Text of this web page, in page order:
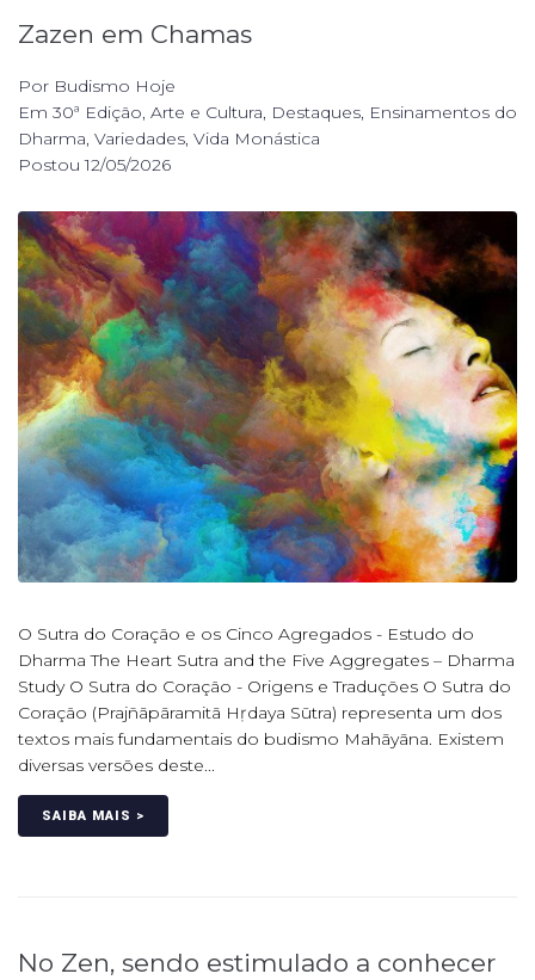
Zazen em Chamas
Por Budismo Hoje
Em 30ª Edição, Arte e Cultura, Destaques, Ensinamentos do
Dharma, Variedades, Vida Monástica
Postou12/05/2026
O Sutra do Coração e os Cinco Agregados - Estudo do
Dharma The Heart Sutra and the Five Aggregates – Dharma
Study O Sutra do Coração - Origens e Traduções O Sutra do
Coração (Prajñāpāramitā Hṛdaya Sūtra) representa um dos
textos mais fundamentais do budismo Mahāyāna. Existem
diversas versões deste...
SAIBA MAIS >
No Zen, sendo estimulado a conhecer